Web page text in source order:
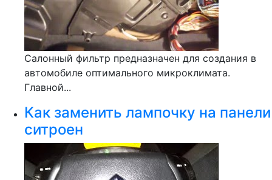
Салонный фильтр предназначен для создания в
автомобиле оптимального микроклимата.
Главной...
Как заменить лампочку на панели
ситроен